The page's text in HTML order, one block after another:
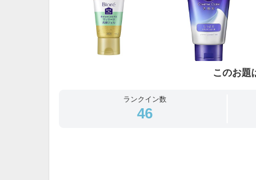
このお題
ランクイン数
46